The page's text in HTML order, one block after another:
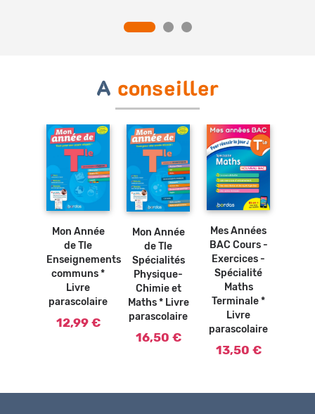
A conseiller
Ajouter
au
Mon Année
de Tle
Enseignements
communs *
Livre
parascolaire
12,99 €
Ajouter
au
Mon Année
de Tle
Spécialités
Physique-
Chimie et
Maths * Livre
parascolaire
16,50 €
Mes Années
BAC Cours -
Exercices -
Spécialité
Maths
Terminale *
Livre
parascolaire
13,50 €